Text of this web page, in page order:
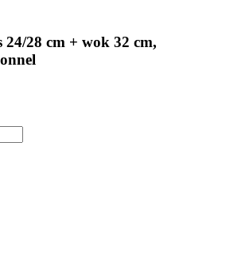
28 cm + wok 32 cm,